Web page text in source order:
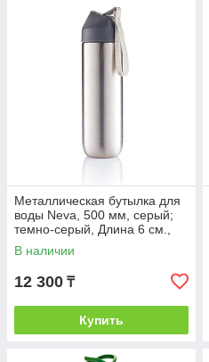
Металлическая бутылка для
воды Neva, 500 мм, серый;
темно-серый, Длина 6 см.,
ширина 6 см., высота 22,2
см.,
В наличии
12 300 ₸
Купить